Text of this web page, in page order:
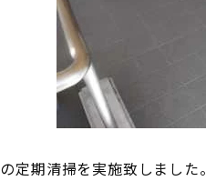
定期清掃を実施致しました。